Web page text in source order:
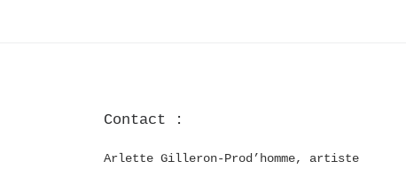
Contact :
Arlette Gilleron-Prod’homme, artiste